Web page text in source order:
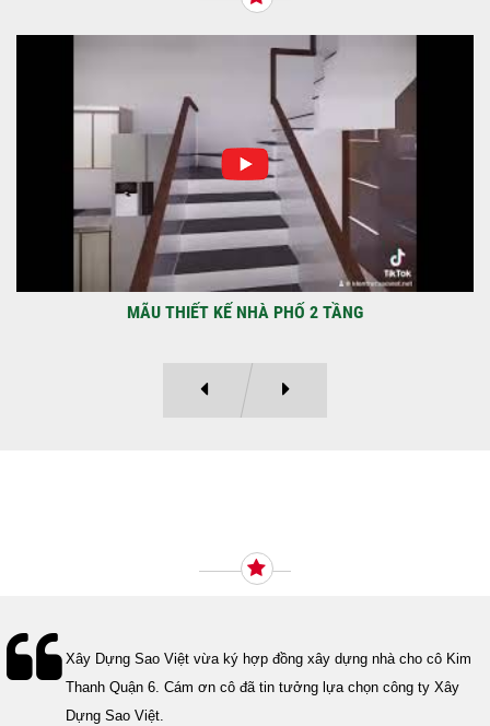
NHẬN CHÌA KHÓA – TRAO TỔ ẤM MỚI
TẠI PHƯỜNG AN LẠC
Địa điểm: Đường Lâm Hoành, phường An
LạcGia chủ: Anh Kỳ Xây Dựng Sao Việt chính
thức hoàn tất và...
MÃU THIẾT KẾ NHÀ PHỐ 2 TẦNG
Xây Dựng Sao Việt vừa ký hợp đồng xây dựng nhà cho cô Kim
Thanh Quận 6. Cám ơn cô đã tin tưởng lựa chọn công ty Xây
Dựng Sao Việt.